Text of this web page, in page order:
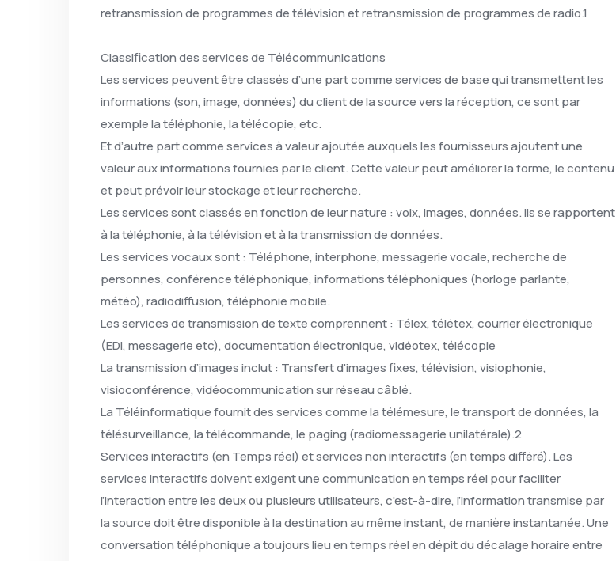
retransmission de programmes de télévision et retransmission de programmes de radio.1
Classification des services de Télécommunications
Les services peuvent être classés d’une part comme services de base qui transmettent les
informations (son, image, données) du client de la source vers la réception, ce sont par
exemple la téléphonie, la télécopie, etc.
Et d’autre part comme services à valeur ajoutée auxquels les fournisseurs ajoutent une
valeur aux informations fournies par le client. Cette valeur peut améliorer la forme, le contenu
et peut prévoir leur stockage et leur recherche.
Les services sont classés en fonction de leur nature : voix, images, données. Ils se rapportent
à la téléphonie, à la télévision et à la transmission de données.
Les services vocaux sont : Téléphone, interphone, messagerie vocale, recherche de
personnes, conférence téléphonique, informations téléphoniques (horloge parlante,
météo), radiodiffusion, téléphonie mobile.
Les services de transmission de texte comprennent : Télex, télétex, courrier électronique
(EDI, messagerie etc), documentation électronique, vidéotex, télécopie
La transmission d’images inclut : Transfert d'images fixes, télévision, visiophonie,
visioconférence, vidéocommunication sur réseau câblé.
La Téléinformatique fournit des services comme la télémesure, le transport de données, la
télésurveillance, la télécommande, le paging (radiomessagerie unilatérale).2
Services interactifs (en Temps réel) et services non interactifs (en temps différé). Les
services interactifs doivent exigent une communication en temps réel pour faciliter
l’interaction entre les deux ou plusieurs utilisateurs, c'est-à-dire, l’information transmise par
la source doit être disponible à la destination au même instant, de manière instantanée. Une
conversation téléphonique a toujours lieu en temps réel en dépit du décalage horaire entre